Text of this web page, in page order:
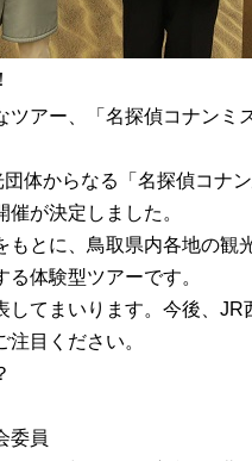
アー、「名探偵コナンミ
体からなる「名探偵コナ
が決定しました。
とに、鳥取県内各地の観
体験型ツアーです。
てまいります。今後、JR
目ください。
委員